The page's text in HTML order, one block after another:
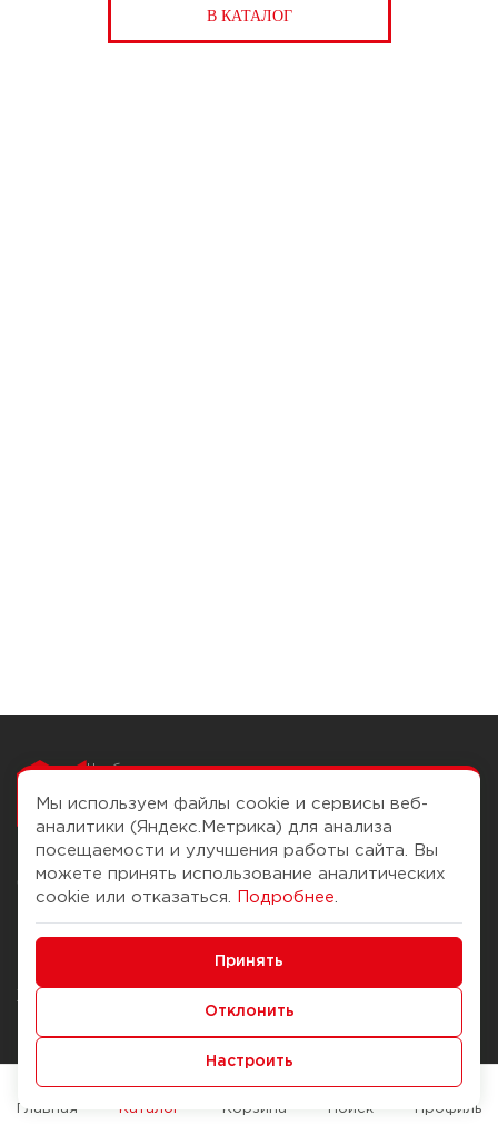
В КАТАЛОГ
Чтобы вам легко
О компании
История Компании
Журнал
Наши марки
Брендирование
Помощь
Доставка и оплата
Способы оплаты
Служба контроля качества
Мы используем файлы cookie и сервисы веб-
аналитики (Яндекс.Метрика) для анализа
посещаемости и улучшения работы сайта. Вы
можете принять использование аналитических
cookie или отказаться.
Подробнее
Принять
Отклонить
Настроить
Главная Каталог Корзина Поиск Профиль